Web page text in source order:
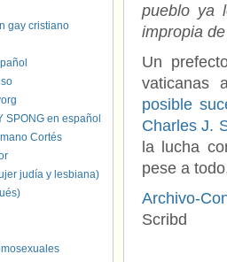
pueblo ya
impropia
Un
vaticanas
posible
Charles J.
la lucha
pese a
Archivo-
Scribd
gay cristiano
SPONG en español
Cortés
judía y lesbiana)